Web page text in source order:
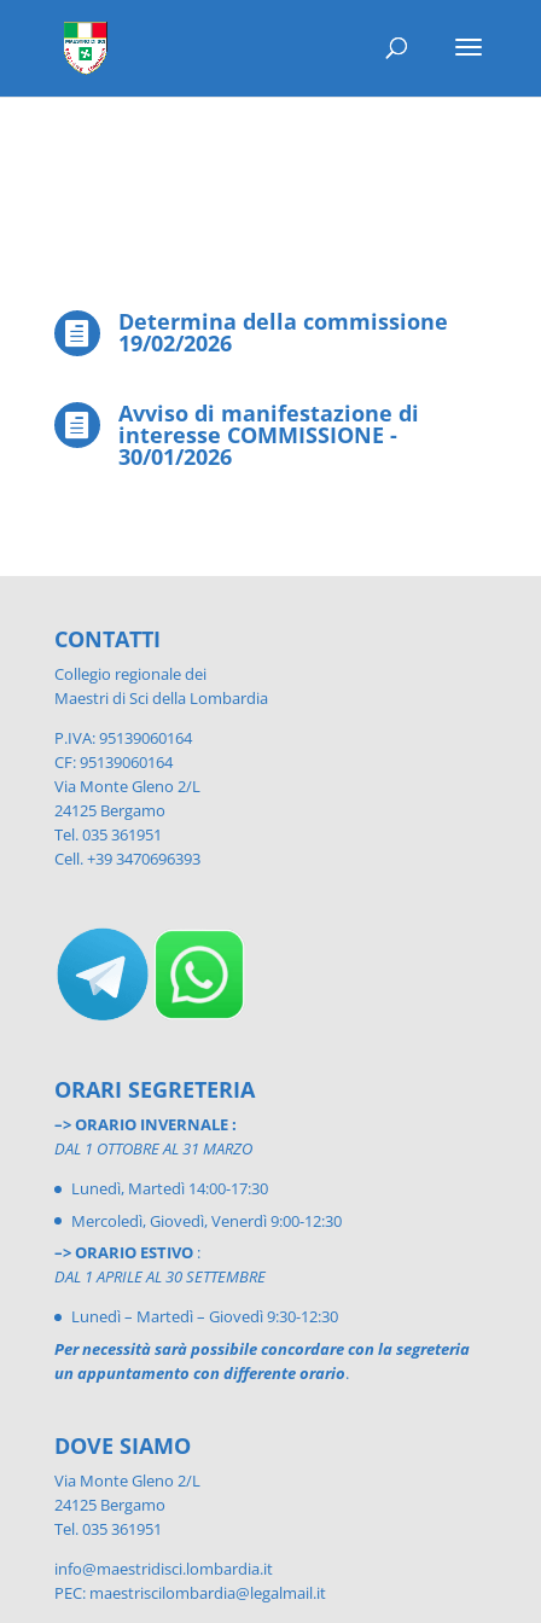
 Determina della commissione
19/02/2026
 Avviso di manifestazione di
interesse COMMISSIONE -
30/01/2026
CONTATTI
Collegio regionale dei
Maestri di Sci della Lombardia
P.IVA: 95139060164
CF: 95139060164
Via Monte Gleno 2/L
24125 Bergamo
Tel. 035 361951
Cell. +39 3470696393
ORARI SEGRETERIA
–> ORARIO INVERNALE :
DAL 1 OTTOBRE AL 31 MARZO
Lunedì, Martedì 14:00-17:30
Mercoledì, Giovedì, Venerdì 9:00-12:30
–> ORARIO ESTIVO:
DAL 1 APRILE AL 30 SETTEMBRE
Lunedì – Martedì – Giovedì 9:30-12:30
Per necessità sarà possibile concordare con la segreteria
un appuntamento con differente orario.
DOVE SIAMO
Via Monte Gleno 2/L
24125 Bergamo
Tel. 035 361951
info@maestridisci.lombardia.it
PEC: maestriscilombardia@legalmail.it